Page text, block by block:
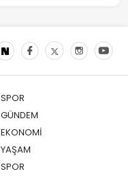
SPOR
GÜNDEM
EKONOMİ
YAŞAM
SPOR